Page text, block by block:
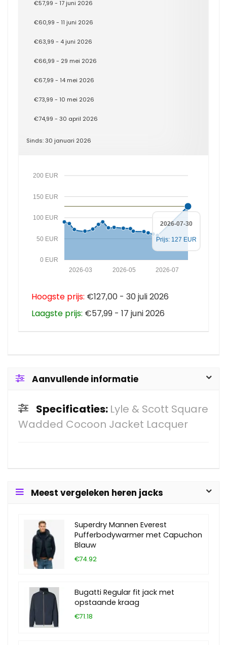
€57,99 - 17 juni 2026
€60,99 - 11 juni 2026
€63,99 - 4 juni 2026
€66,99 - 29 mei 2026
€67,99 - 14 mei 2026
€73,99 - 10 mei 2026
€74,99 - 30 april 2026
Sinds: 30 januari 2026
0 EUR
50 EUR
100 EUR
150 EUR
200 EUR
2026-07
2026-05
2026-03
2026-07-30
Prijs: 127 EUR
Hoogste prijs: €127,00 - 30 juli 2026
Laagste prijs: €57,99 - 17 juni 2026
Aanvullende informatie
Specificaties: Lyle & Scott Square
Wadded Cocoon Jacket Lacquer
Meest vergeleken heren jacks
Superdry Mannen Everest
Pufferbodywarmer met Capuchon
Blauw
€74.92
Bugatti Regular fit jack met
opstaande kraag
€71.18